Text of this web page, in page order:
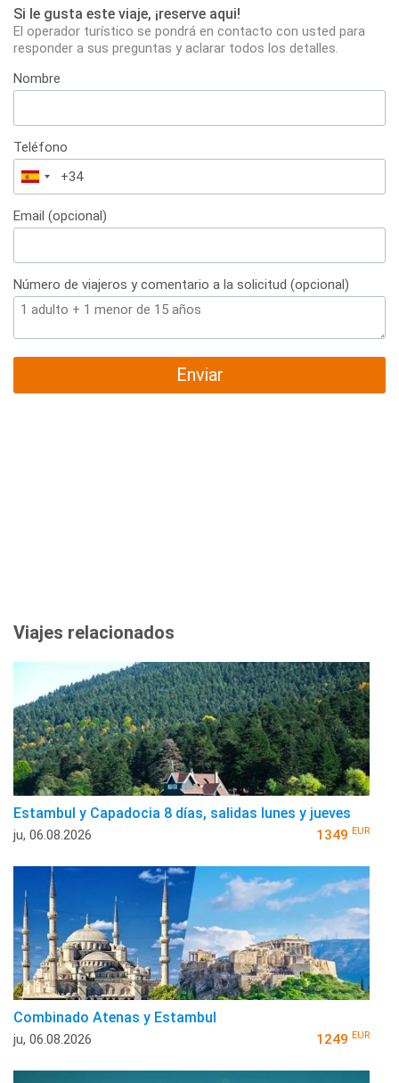
Si le gusta este viaje, ¡reserve aqui!
El operador turístico se pondrá en contacto con usted para
responder a sus preguntas y aclarar todos los detalles.
Nombre
Teléfono
España
+34
Email (opcional)
Número de viajeros y comentario a la solicitud (opcional)
Enviar
Viajes relacionados
Estambul y Capadocia 8 días, salidas lunes y jueves
ju, 06.08.2026 1349 EUR
Combinado Atenas y Estambul
ju, 06.08.2026 1249 EUR